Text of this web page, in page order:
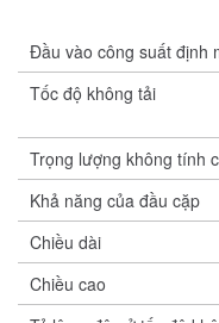
Đầu vào công suất định
Tốc độ không tải
Trọng lượng không tính
Khả năng của đầu cặp
Chiều dài
Chiều cao